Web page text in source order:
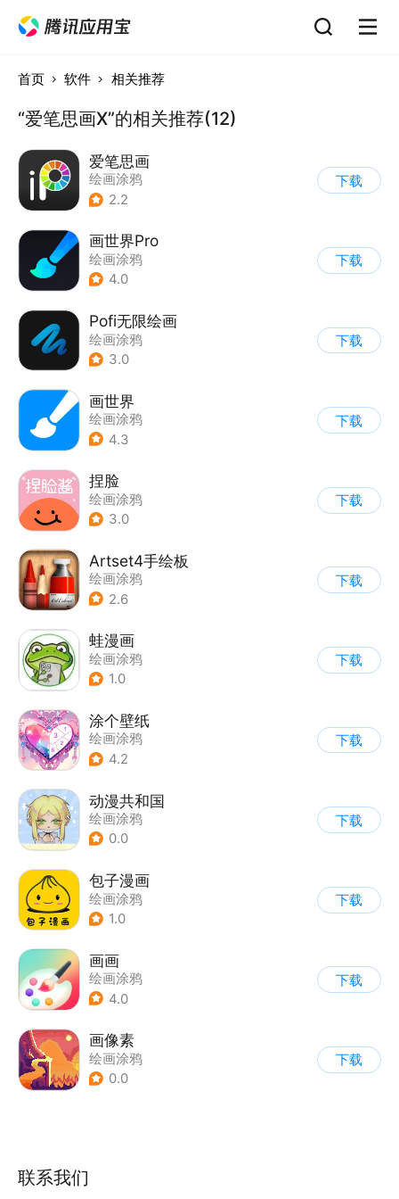
首页 软件 相关推荐
“爱笔思画X”的相关推荐(12)
爱笔思画
绘画涂鸦
2.2
下载
画世界Pro
绘画涂鸦
4.0
下载
Pofi无限绘画
绘画涂鸦
3.0
下载
画世界
绘画涂鸦
4.3
下载
捏脸
绘画涂鸦
3.0
下载
Artset4手绘板
绘画涂鸦
2.6
下载
蛙漫画
绘画涂鸦
1.0
下载
涂个壁纸
绘画涂鸦
4.2
下载
动漫共和国
绘画涂鸦
0.0
下载
包子漫画
绘画涂鸦
1.0
下载
画画
绘画涂鸦
4.0
下载
画像素
绘画涂鸦
0.0
下载
联系我们